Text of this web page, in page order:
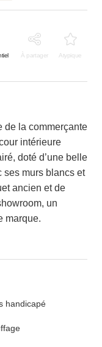
À partager Atypique
de la commerçante
intérieure
doté d’une belle
ses murs blancs et
ancien et de
un
marque.
handicapé